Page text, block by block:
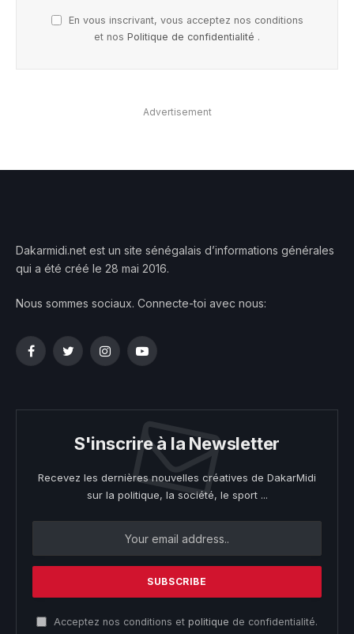
En vous inscrivant, vous acceptez nos conditions
et nos Politique de confidentialité .
Advertisement
Dakarmidi.net est un site sénégalais d’informations générales
qui a été créé le 28 mai 2016.
Nous sommes sociaux. Connecte-toi avec nous:
FacebookTwitterInstagramYouTube
S'inscrire à la Newsletter
Recevez les dernières nouvelles créatives de DakarMidi
sur la politique, la société, le sport ...
Acceptez nos conditions et politique de confidentialité.